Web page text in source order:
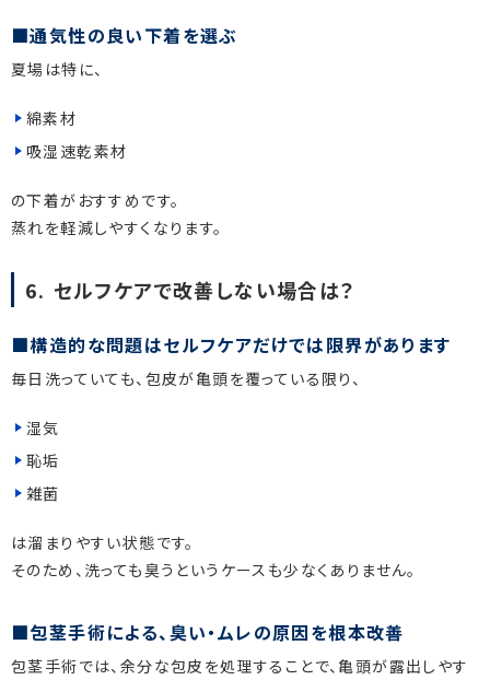
通気性の良い下着を選ぶ
夏場は特に、
綿素材
吸湿速乾素材
の下着がおすすめです。
蒸れを軽減しやすくなります。
6. セルフケアで改善しない場合は？
構造的な問題はセルフケアだけでは限界があります
毎日洗っていても、包皮が亀頭を覆っている限り、
湿気
恥垢
雑菌
は溜まりやすい状態です。
そのため、洗っても臭うというケースも少なくありません。
包茎手術による、臭い・ムレの原因を根本改善
包茎手術では、余分な包皮を処理することで、亀頭が露出しやす